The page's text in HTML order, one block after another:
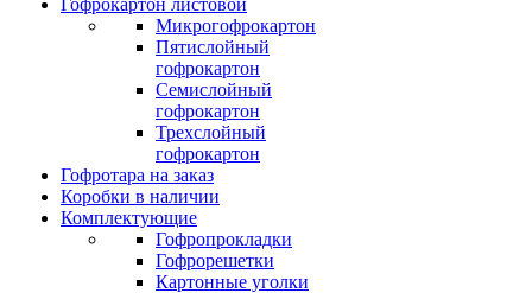
Гофрокартон листовой
Микрогофрокартон
Пятислойный
гофрокартон
Семислойный
гофрокартон
Трехслойный
гофрокартон
Гофротара на заказ
Коробки в наличии
Комплектующие
Гофропрокладки
Гофрорешетки
Картонные уголки